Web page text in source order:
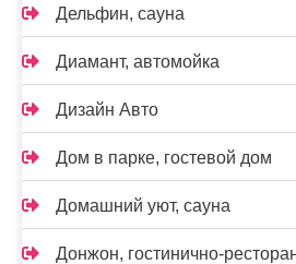
Дельфин, сауна
Диамант, автомойка
Дизайн Авто
Дом в парке, гостевой дом
Домашний уют, сауна
Донжон, гостинично-